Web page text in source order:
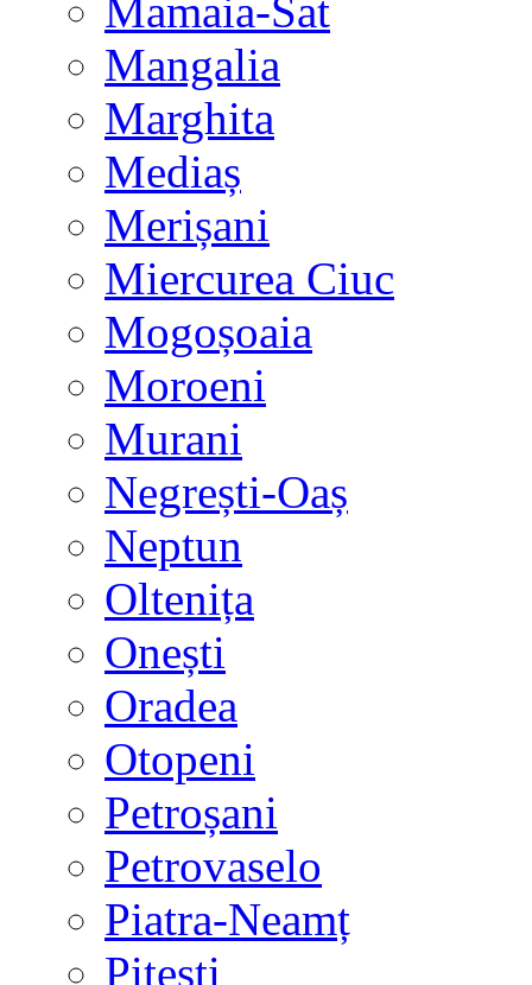
Mamaia-Sat
Mangalia
Marghita
Mediaș
Merișani
Miercurea Ciuc
Mogoșoaia
Moroeni
Murani
Negrești-Oaș
Neptun
Oltenița
Onești
Oradea
Otopeni
Petroșani
Petrovaselo
Piatra-Neamț
Pitești